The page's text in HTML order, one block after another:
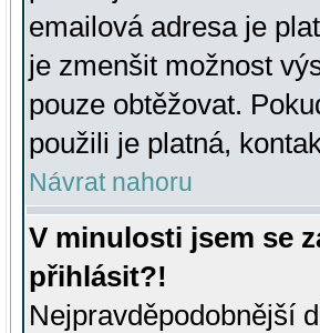
emailová adresa je
je zmenšit možnost
pouze obtěžovat.
použili je platná,
Návrat nahoru
V minulosti jsem se
přihlásit?!
Nejpravděpodobnější